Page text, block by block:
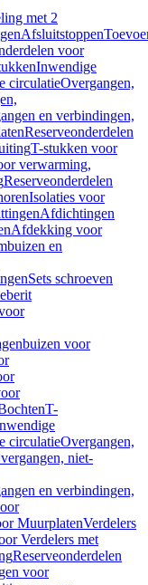
met 2
Afsluitstoppen
voor
Inwendige
circulatieOvergangen,
en verbindingen,
Reserveonderdelen
T-stukken voor
verwarming,
Reserveonderdelen
Isolaties voor
Afdichtingen
Afdekking voor
en
Sets schroeven
voor
T-
circulatieOvergangen,
niet-
en verbindingen,
MuurplatenVerdelers
Verdelers met
Reserveonderdelen
voor